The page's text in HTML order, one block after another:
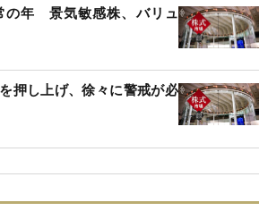
の年 景気敏感株、バリュ
押し上げ、徐々に警戒が必